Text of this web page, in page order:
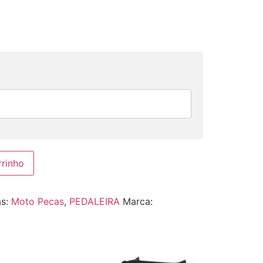
Moto Pecas, PEDALEIRA Marca: